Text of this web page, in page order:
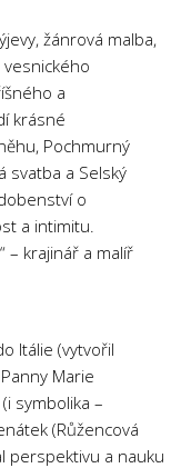
žánrová malba,
a
krásné
Pochmurný
svatba a Selský
o
a intimitu.
– krajinář a malíř
Itálie (vytvořil
Marie
symbolika –
(Růžencová
perspektivu a nauku